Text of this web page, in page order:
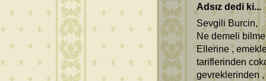
Adsız dedi ki...
Sevgili Burcin,
Ne demeli
Ellerine ,
tariflerinden
gevreklerinden